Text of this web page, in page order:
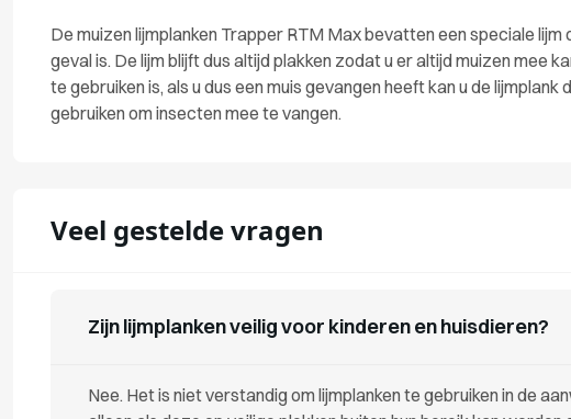
De muizen lijmplanken Trapper RTM Max bevatten een speciale
geval is. De lijm blijft dus altijd plakken zodat u er altijd muizen mee
te gebruiken is, als u dus een muis gevangen heeft kan u de
gebruiken om insecten mee te vangen.
Veel gestelde vragen
Zijn lijmplanken veilig voor kinderen en huisdieren?
Nee. Het is niet verstandig om lijmplanken te gebruiken in de